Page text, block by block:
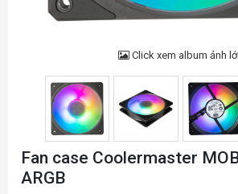
Click xem album ảnh
Fan case Coolermaster
ARGB